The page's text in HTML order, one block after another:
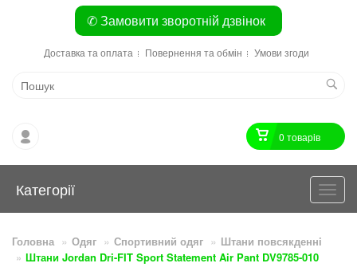
✆ Замовити зворотній дзвінок
Доставка та оплата Повернення та обмін Умови згоди
0 товарiв
Категорії
Головна Одяг Спортивний одяг
Штани повсякденнi
Штани Jordan Dri-FIT Sport Statement Air Pant DV9785-010